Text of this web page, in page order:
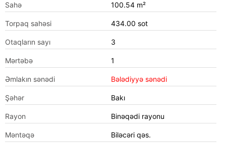
Sahə 100.54 m²
Torpaq sahəsi 434.00 sot
Otaqların sayı 3
Mərtəbə 1
Əmlakın sənədi Bələdiyyə sənədi
Şəhər Bakı
Rayon Binəqədi rayonu
Məntəqə Biləcəri qəs.